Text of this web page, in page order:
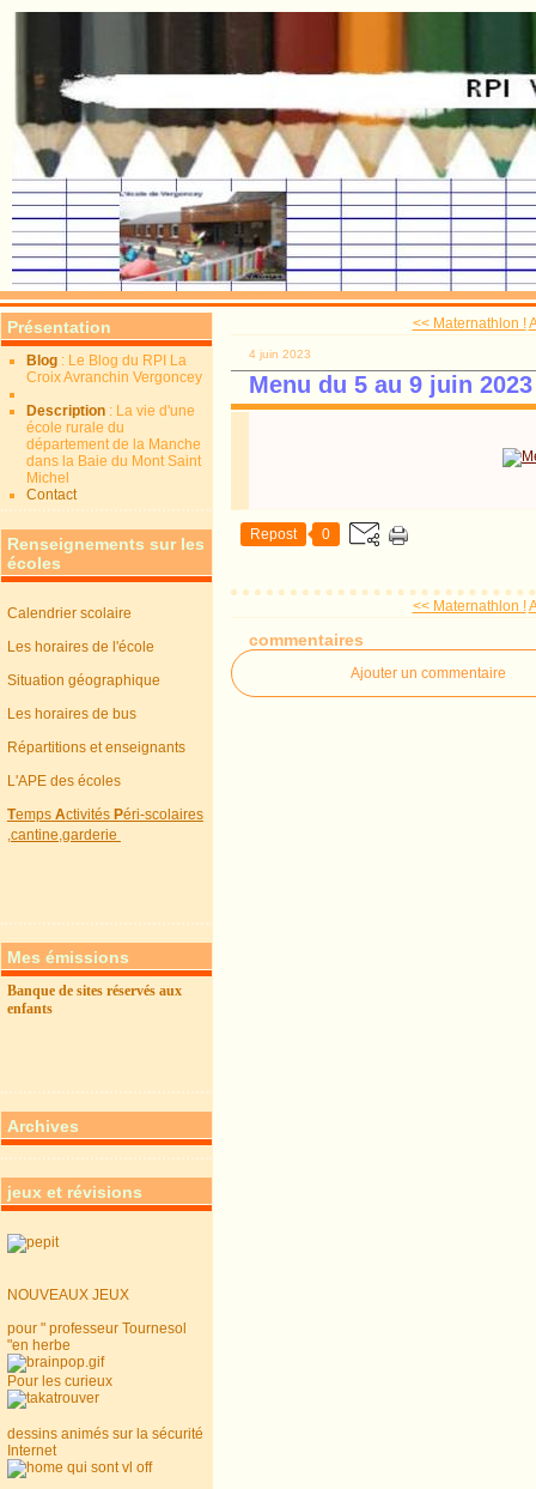
Présentation
Blog : Le Blog du RPI La
Croix Avranchin Vergoncey
Description : La vie d'une
école rurale du
département de la Manche
dans la Baie du Mont Saint
Michel
Contact
Renseignements sur les
écoles
Calendrier scolaire
Les horaires de l'école
Situation géographique
Les horaires de bus
Répartitions et enseignants
L'APE des écoles
TempsActivitésPéri-scolaires
,cantine,garderie
Mes émissions
Banque de sites réservés aux
enfants
Archives
jeux et révisions
NOUVEAUX JEUX
pour " professeur Tournesol
"en herbe
Pour les curieux
dessins animés sur la sécurité
Internet
<< Maternathlon !
4 juin 2023
Menu du 5 au 9 juin 2023
Repost 0
<< Maternathlon !
commentaires
Ajouter un commentaire